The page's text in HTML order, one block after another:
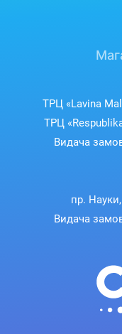
ТРЦ «Lavina
ТРЦ
Видача
пр.
Видача